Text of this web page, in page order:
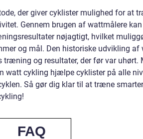
der giver cyklister mulighed for at
Gennem brugen af wattmålere
nøjagtigt, hvilket
og mål. Den historiske udvikling af
og resultater, der før var uhørt.
watt cykling hjælpe cyklister på alle
Så gør dig klar til at træne
FAQ